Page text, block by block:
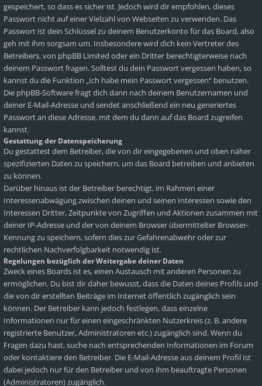
gespeichert, so dass es sicher ist. Jedoch wird dir empfohlen, dieses
Passwort nicht auf einer Vielzahl von Webseiten zu verwenden. Das
Passwort ist dein Schlüssel zu deinem Benutzerkonto für das Board, also
geh mit ihm sorgsam um. Insbesondere wird dich kein Vertreter des
Betreibers, von phpBB Limited oder ein Dritter berechtigterweise nach
deinem Passwort fragen. Solltest du dein Passwort vergessen haben, so
kannst du die Funktion „Ich habe mein Passwort vergessen“ benutzen.
Die phpBB-Software fragt dich dann nach deinem Benutzernamen und
deiner E-Mail-Adresse und sendet anschließend ein neu generiertes
Passwort an diese Adresse, mit dem du dann auf das Board zugreifen
kannst.
Gestattung der Datenspeicherung
Du gestattest dem Betreiber, die von dir eingegebenen und oben näher
spezifizierten Daten zu speichern, um das Board betreiben und anbieten
zu können.
Darüber hinaus ist der Betreiber berechtigt, im Rahmen einer
Interessenabwägung zwischen deinen und seinen Interessen sowie den
Interessen Dritter, Zeitpunkte von Zugriffen und Aktionen zusammen mit
deiner IP-Adresse und der von deinem Browser übermittelter Browser-
Kennung zu speichern, sofern dies zur Gefahrenabwehr oder zur
rechtlichen Nachverfolgbarkeit notwendig ist.
Regelungen bezüglich der Weitergabe deiner Daten
Zweck eines Boards ist es, einen Austausch mit anderen Personen zu
ermöglichen. Du bist dir daher bewusst, dass die Daten deines Profils und
die von dir erstellten Beiträge im Internet öffentlich zugänglich sein
können. Der Betreiber kann jedoch festlegen, dass einzelne
Informationen nur für einen eingeschränkten Nutzerkreis (z. B. andere
registrierte Benutzer, Administratoren etc.) zugänglich sind. Wenn du
Fragen dazu hast, suche nach entsprechenden Informationen im Forum
oder kontaktiere den Betreiber. Die E-Mail-Adresse aus deinem Profil ist
dabei jedoch nur für den Betreiber und von ihm beauftragte Personen
(Administratoren) zugänglich.